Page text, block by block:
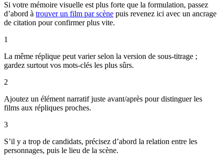
Si votre mémoire visuelle est plus forte que la formulation, passez
d’abord à trouver un film par scène puis revenez ici avec un ancrage
de citation pour confirmer plus vite.
1
La même réplique peut varier selon la version de sous-titrage ;
gardez surtout vos mots-clés les plus sûrs.
2
Ajoutez un élément narratif juste avant/après pour distinguer les
films aux répliques proches.
3
S’il y a trop de candidats, précisez d’abord la relation entre les
personnages, puis le lieu de la scène.